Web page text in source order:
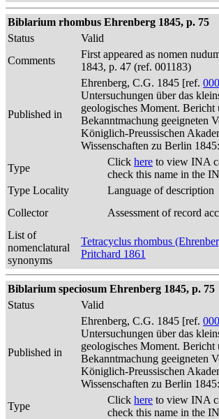
Biblarium rhombus Ehrenberg 1845, p. 75
Status
Valid
Comments
First appeared as nomen
1843, p. 47 (ref. 001183)
Published in
Ehrenberg, C.G. 1845 [ref.
Untersuchungen über das
geologisches Moment. Bericht
Bekanntmachung geeigneten
Königlich-Preussischen
Wissenschaften zu Berlin
Type
Click here to view INA
check this name in the
Type Locality
Language of description
Collector
Assessment of record
List of
nomenclatural
synonyms
Tetracyclus rhombus
Pritchard 1861
Biblarium speciosum Ehrenberg 1845, p. 75
Status
Valid
Published in
Ehrenberg, C.G. 1845 [ref.
Untersuchungen über das
geologisches Moment. Bericht
Bekanntmachung geeigneten
Königlich-Preussischen
Wissenschaften zu Berlin
Type
Click here to view INA
check this name in the